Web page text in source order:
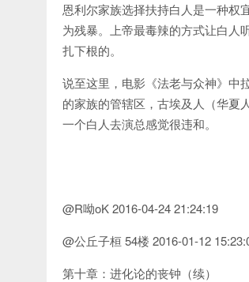
恩利尔家族选择扶持白人是一种权
为残暴。上帝最毒辣的方式让白人
扎下根的。
说至这里，电影《法老与众神》中
的家族的管辖区，古埃及人（华夏
一个白人去演总感觉很违和。
@R呦oK 2016-04-24 21:24:19
@公丘子桓 54楼 2016-01-12
第十章：进化论的丧钟（续）